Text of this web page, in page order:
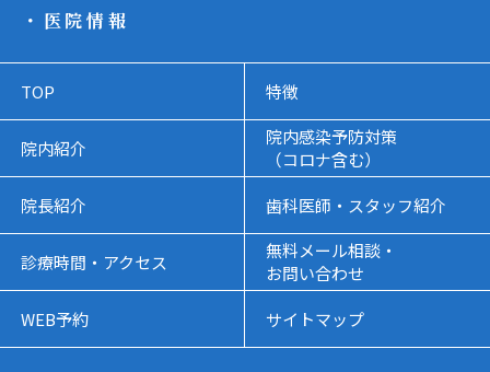
・医院情報
TOP 特徴
院内紹介
院内感染予防対策
（コロナ含む）
院長紹介
歯科医師・スタッフ紹介
診療時間・アクセス
無料メール相談・
お問い合わせ
WEB予約
サイトマップ